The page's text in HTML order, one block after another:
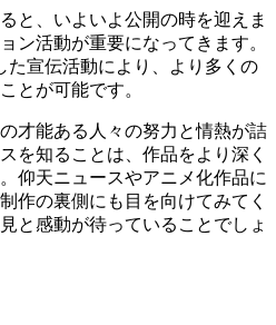
と、いよいよ公開の時を迎えま
ン活動が重要になってきます。
た宣伝活動により、より多くの
とが可能です。
才能ある人々の努力と情熱が詰
を知ることは、作品をより深く
仰天ニュースやアニメ化作品に
作の裏側にも目を向けてみてく
と感動が待っていることでしょ